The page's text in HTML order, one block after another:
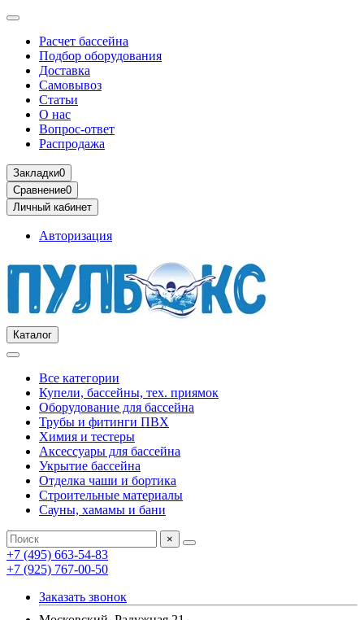
Расчет бассейна
Подбор оборудования
Доставка
Самовывоз
Статьи
О нас
Вопрос-ответ
Распродажа
Закладки0
Сравнение0
Личный кабинет
Авторизация
Каталог
Все категории
Купели, бассейны, тех. приямок
Оборудование для бассейна
Трубы и фитинги ПВХ
Химия и тестеры
Аксессуары для бассейна
Укрытие бассейна
Отделка чаши и бортика
Строительные материалы
Сауны, хамамы и бани
×
+7 (495) 663-54-83
+7 (925) 767-00-50
Заказать звонок